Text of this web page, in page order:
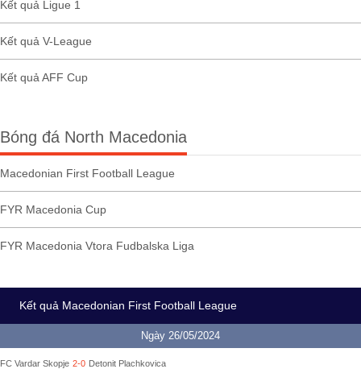
Kết quả Ligue 1
Kết quả V-League
Kết quả AFF Cup
Bóng đá North Macedonia
Macedonian First Football League
FYR Macedonia Cup
FYR Macedonia Vtora Fudbalska Liga
Kết quả Macedonian First Football League
Ngày 26/05/2024
FC Vardar Skopje 2-0 Detonit Plachkovica